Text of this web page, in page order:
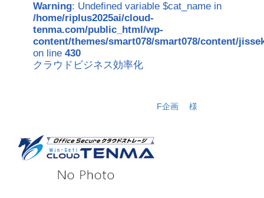
Warning: Undefined variable $cat_name in
/home/riplus2025ai/cloud-
tenma.com/public_html/wp-
content/themes/smart078/smart078/content/
on line430
クラウドビジネス効率化
F企画 様